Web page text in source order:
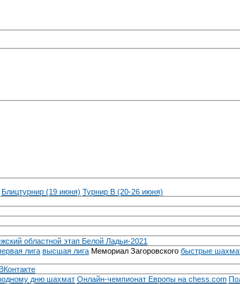
Блицтурнир (19 июня) Турнир B (20-26 июня)
областной этап Белой Ладьи-2021
лига высшая лига Мемориал Загоровского быстрые
дню шахмат Онлайн-чемпионат Европы на chess.com